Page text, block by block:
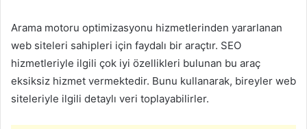
Arama motoru optimizasyonu hizmetlerinden yararlanan
web siteleri sahipleri için faydalı bir araçtır. SEO
hizmetleriyle ilgili çok iyi özellikleri bulunan bu araç
eksiksiz hizmet vermektedir. Bunu kullanarak, bireyler web
siteleriyle ilgili detaylı veri toplayabilirler.